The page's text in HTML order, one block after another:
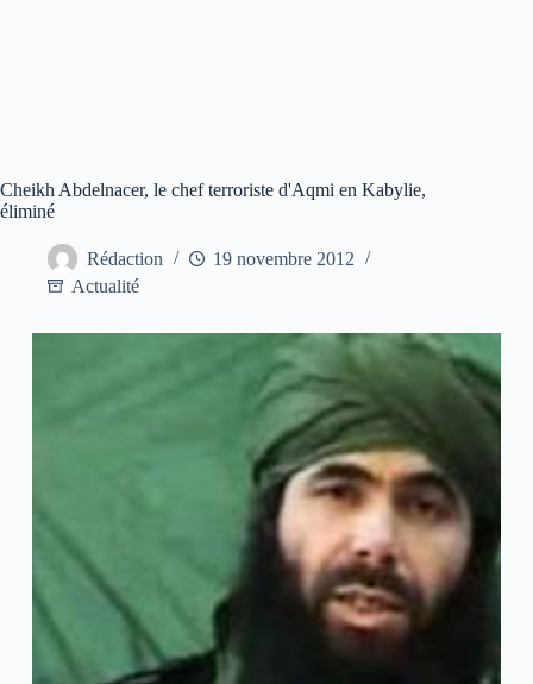
Cheikh Abdelnacer, le chef terroriste d'Aqmi en Kabylie,
éliminé
Rédaction
19 novembre 2012
Actualité